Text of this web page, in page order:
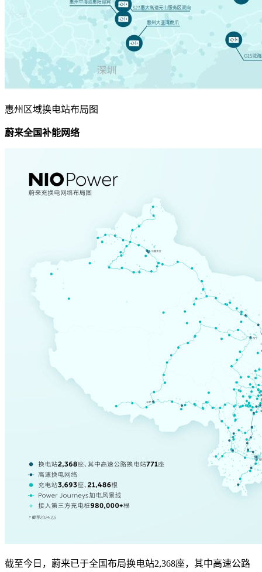
惠州区域换电站布局图
蔚来全国补能网络
截至今日，蔚来已于全国布局换电站2,368座，其中高速公路